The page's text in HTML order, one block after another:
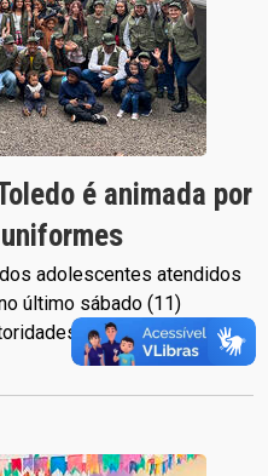
é animada por
adolescentes atendidos
último sábado (11)
municipais